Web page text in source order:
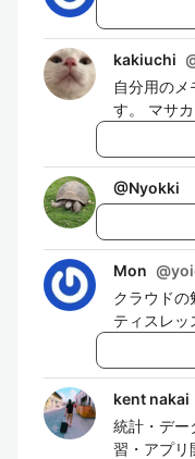
kakiuchi
自分用のメ
す。 マサカ
@Nyokki
Mon @
クラウドの
ティスレッ
kent nakai
統計・デー
習・アプ